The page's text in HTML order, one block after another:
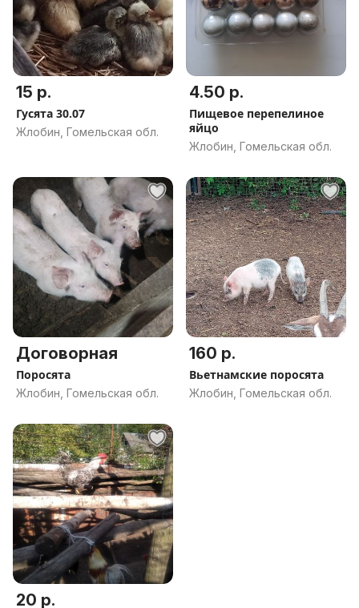
15 р.
Гусята 30.07
Жлобин, Гомельская обл.
4.50 р.
Пищевое перепелиное
яйцо
Жлобин, Гомельская обл.
Договорная
Поросята
Жлобин, Гомельская обл.
160 р.
Вьетнамские поросята
Жлобин, Гомельская обл.
20 р.